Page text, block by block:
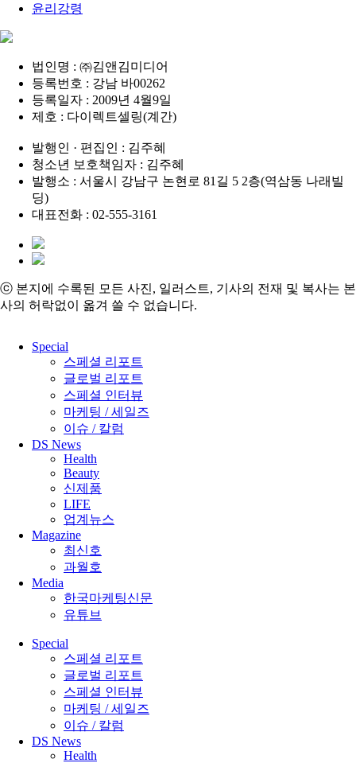
윤리강령
법인명 : ㈜김앤김미디어
등록번호 : 강남 바00262
등록일자 : 2009년 4월9일
제호 : 다이렉트셀링(계간)
발행인 · 편집인 : 김주혜
청소년 보호책임자 : 김주혜
발행소 : 서울시 강남구 논현로 81길 5 2층(역삼동 나래빌
딩)
대표전화 : 02-555-3161
ⓒ 본지에 수록된 모든 사진, 일러스트, 기사의 전재 및 복사는 본
사의 허락없이 옮겨 쓸 수 없습니다.
Close
Special
스페셜 리포트
글로벌 리포트
스페셜 인터뷰
마케팅 / 세일즈
이슈 / 칼럼
DS News
Health
Beauty
신제품
LIFE
업계뉴스
Magazine
최신호
과월호
Media
한국마케팅신문
유튜브
Special
스페셜 리포트
글로벌 리포트
스페셜 인터뷰
마케팅 / 세일즈
이슈 / 칼럼
DS News
Health